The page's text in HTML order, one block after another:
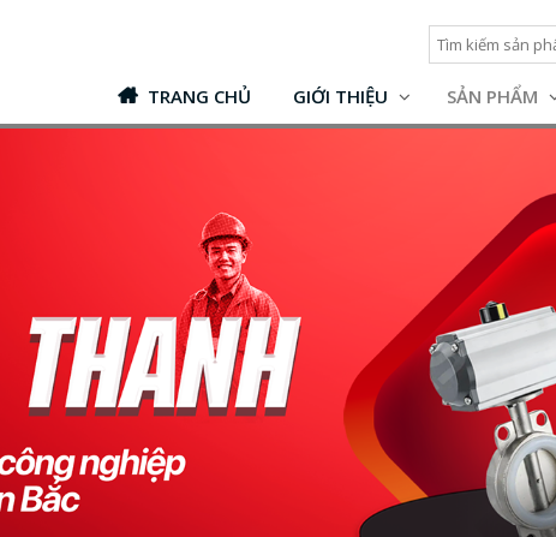
TRANG CHỦ GIỚI THIỆU SẢN PHẨM